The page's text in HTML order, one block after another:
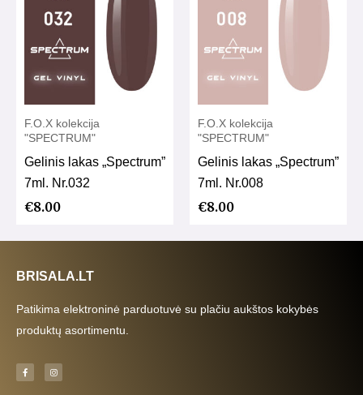
F.O.X kolekcija
"SPECTRUM"
Gelinis lakas „Spectrum”
7ml. Nr.032
€8.00
F.O.X kolekcija
"SPECTRUM"
Gelinis lakas „Spectrum”
7ml. Nr.008
€8.00
BRISALA.LT
Patikima elektroninė parduotuvė su plačiu aukštos kokybės
produktų asortimentu.
F
a
c
I
n
s